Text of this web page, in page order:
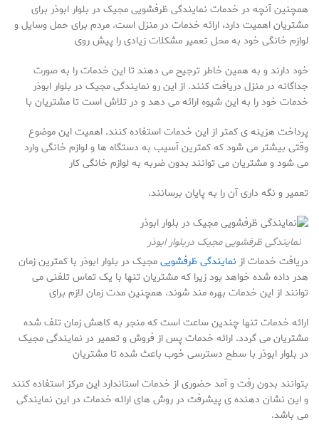
همچنین آنچه در خدمات نمایندگی ظرفشویی مجیک در بلوار ابوذر برای
مشتریان اهمیت دارد، ارائه خدمات در منزل است. مردم برای حمل وسایل و
لوازم خانگی خود به محل تعمیر مشکلات زیادی را پیش روی
خود دارند و به همین خاطر ترجیح می دهند تا این خدمات را به صورت
جداگانه در منزل دریافت کنند. از این رو نمایندگی مجیک در بلوار ابوذر
خدمات خود را به این شیوه ارائه می دهد و در تلاش است تا مشتریان با
پرداخت هزینه ی کمتر از این خدمات استفاده کنند. اهمیت این موضوع
وقتی بیشتر می شود که کمترین آسیب به دستگاه ها و لوازم خانگی وارد
می شود و مشتریان می توانند بدون ضربه به لوازم خانگی کار
تعمیر و نگه داری آن را به پایان برسانند.
نمایندگی ظرفشویی مجیک دربلوار ابوذر
دریافت خدمات از نمایندگی ظرفشوییمجیک در بلوار ابوذر با کمترین زمان
هدر داده شده خواهد بود زیرا که مشتریان تنها با یک تماس تلفنی می
توانند از این خدمات بهره مند شوند. همچنین مدت زمان لازم برای
ارائه خدمات تنها چندین ساعت است که منجر به کاهش زمان تلف شده
مشتریان می گردد. ارائه خدمات پس از فروش و تعمیر در نمایندگی مجیک
در بلوار ابوذر با سطح دسترسی خوب باعث شده تا مشتریان
بتوانند بدون رفت و آمد حضوری از خدمات استاندارد این مرکز استفاده کنند
و این نشان دهنده ی پیشرفت در روش های ارائه خدمات در این نمایندگی
می باشد.